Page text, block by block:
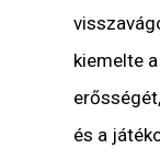
kiemelte
és a